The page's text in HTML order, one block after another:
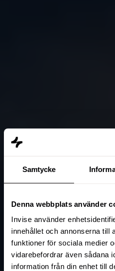
Samtycke
Denna webbplats använder
Invise använder
innehållet och annonserna till
funktioner för sociala medier
vidarebefordrar även sådana
information från din enhet till